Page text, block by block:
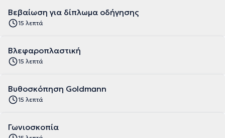
Βεβαίωση για δίπλωμα οδήγησης
15 λεπτά
Βλεφαροπλαστική
15 λεπτά
Βυθοσκόπηση Goldmann
15 λεπτά
Γωνιοσκοπία